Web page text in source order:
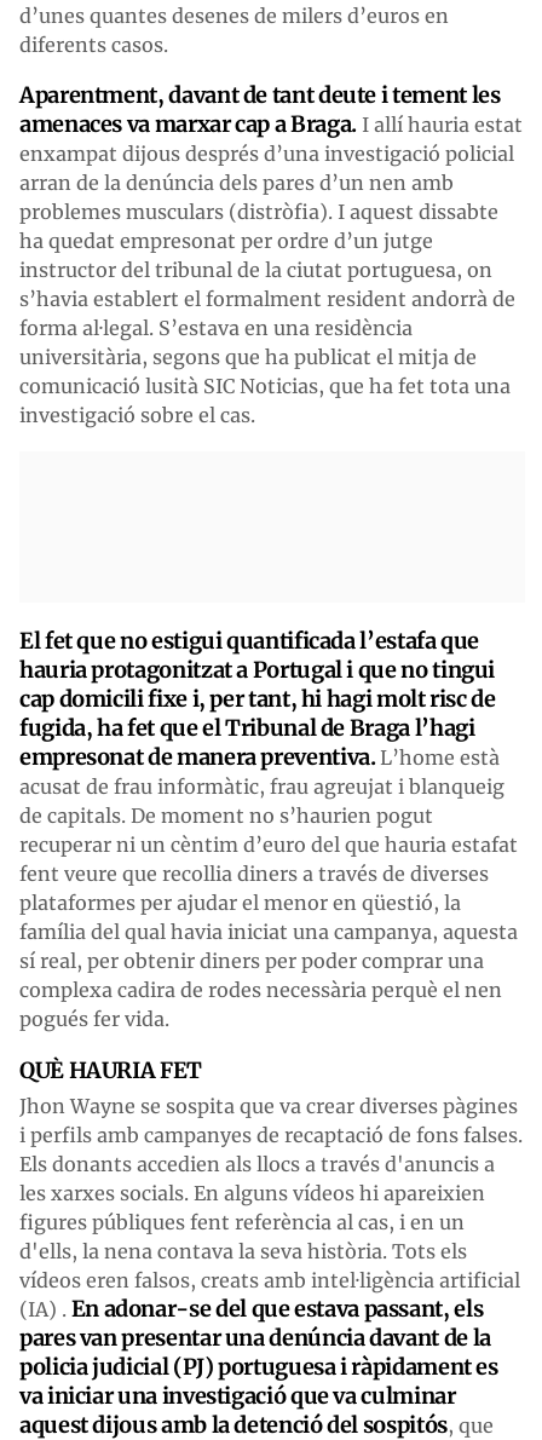
d’unes quantes desenes de milers d’euros en
diferents casos.
Aparentment, davant de tant deute i tement les
amenaces va marxar cap a Braga.I allí hauria estat
enxampat dijous després d’una investigació policial
arran de la denúncia dels pares d’un nen amb
problemes musculars (distròfia). I aquest dissabte
ha quedat empresonat per ordre d’un jutge
instructor del tribunal de la ciutat portuguesa, on
s’havia establert el formalment resident andorrà de
forma al·legal. S’estava en una residència
universitària, segons que ha publicat el mitja de
comunicació lusità SIC Noticias, que ha fet tota una
investigació sobre el cas.
El fet que no estigui quantificada l’estafa que
hauria protagonitzat a Portugal i que no tingui
cap domicili fixe i, per tant, hi hagi molt risc de
fugida, ha fet que el Tribunal de Braga l’hagi
empresonat de manera preventiva.L’home està
acusat de frau informàtic, frau agreujat i blanqueig
de capitals. De moment no s’haurien pogut
recuperar ni un cèntim d’euro del que hauria estafat
fent veure que recollia diners a través de diverses
plataformes per ajudar el menor en qüestió, la
família del qual havia iniciat una campanya, aquesta
sí real, per obtenir diners per poder comprar una
complexa cadira de rodes necessària perquè el nen
pogués fer vida.
QUÈ HAURIA FET
Jhon Wayne se sospita que va crear diverses pàgines
i perfils amb campanyes de recaptació de fons falses.
Els donants accedien als llocs a través d'anuncis a
les xarxes socials. En alguns vídeos hi apareixien
figures públiques fent referència al cas, i en un
d'ells, la nena contava la seva història. Tots els
vídeos eren falsos, creats amb intel·ligència artificial
(IA) . En adonar-se del que estava passant, els
pares van presentar una denúncia davant de la
policia judicial (PJ) portuguesa i ràpidament es
va iniciar una investigació que va culminar
aquest dijous amb la detenció del sospitós, que